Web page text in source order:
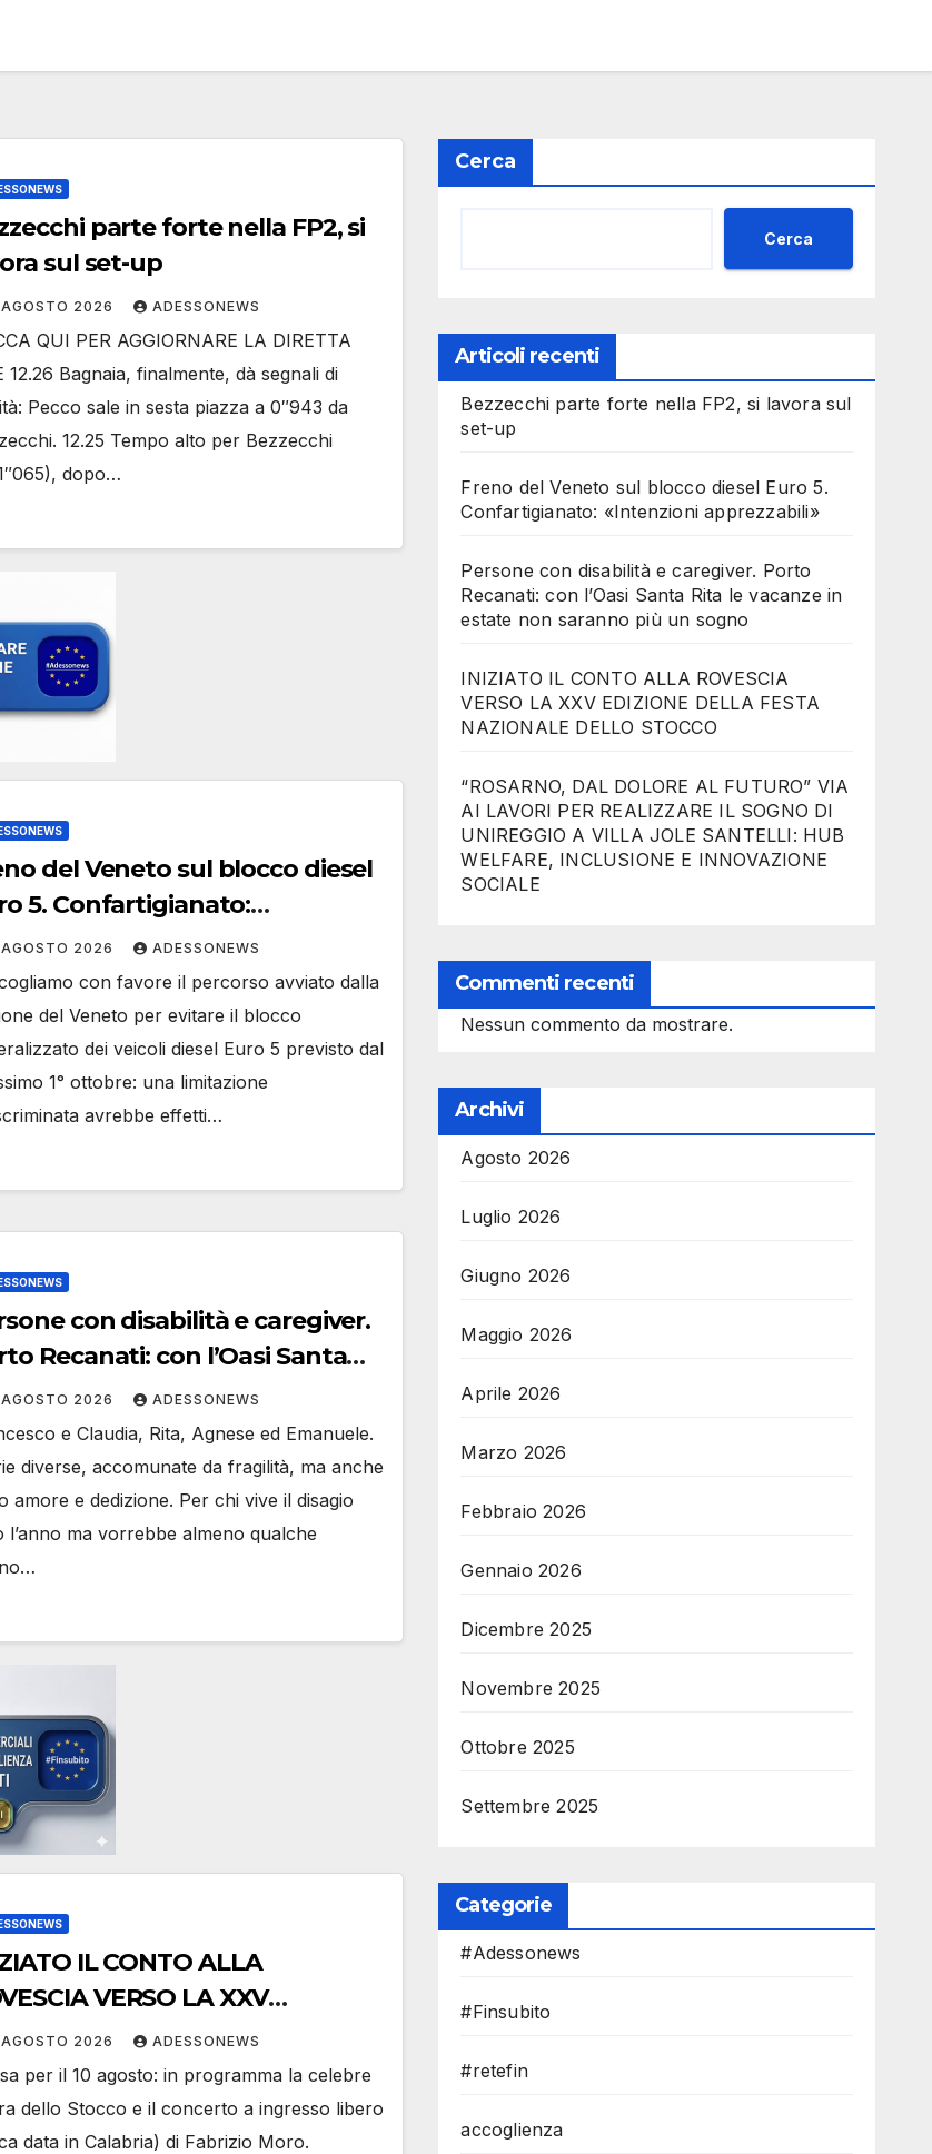
parte forte nella FP2, si
sul set-up
2026 ADESSONEWS
QUI PER AGGIORNARE LA DIRETTA
12.26 Bagnaia, finalmente, dà segnali di
Pecco sale in sesta piazza a 0″943 da
12.25 Tempo alto per Bezzecchi
dopo…
del Veneto sul blocco diesel
5. Confartigianato:
apprezzabili»
2026 ADESSONEWS
con favore il percorso avviato dalla
del Veneto per evitare il blocco
dei veicoli diesel Euro 5 previsto dal
1° ottobre: una limitazione
avrebbe effetti…
con disabilità e caregiver.
Recanati: con l’Oasi Santa
le vacanze in estate non
più un sogno
2026 ADESSONEWS
e Claudia, Rita, Agnese ed Emanuele.
diverse, accomunate da fragilità, ma anche
amore e dedizione. Per chi vive il disagio
l’anno ma vorrebbe almeno qualche
IL CONTO ALLA
VERSO LA XXV
DELLA FESTA
DELLO STOCCO
2026 ADESSONEWS
per il 10 agosto: in programma la celebre
dello Stocco e il concerto a ingresso libero
data in Calabria) di Fabrizio Moro.
Cerca
Cerca
Articoli recenti
Bezzecchi parte forte nella FP2, si lavora sul
set-up
Freno del Veneto sul blocco diesel Euro 5.
Confartigianato: «Intenzioni apprezzabili»
Persone con disabilità e caregiver. Porto
Recanati: con l’Oasi Santa Rita le vacanze in
estate non saranno più un sogno
INIZIATO IL CONTO ALLA ROVESCIA
VERSO LA XXV EDIZIONE DELLA FESTA
NAZIONALE DELLO STOCCO
“ROSARNO, DAL DOLORE AL FUTURO” VIA
AI LAVORI PER REALIZZARE IL SOGNO DI
UNIREGGIO A VILLA JOLE SANTELLI: HUB
WELFARE, INCLUSIONE E INNOVAZIONE
SOCIALE
Commenti recenti
Nessun commento da mostrare.
Archivi
Agosto 2026
Luglio 2026
Giugno 2026
Maggio 2026
Aprile 2026
Marzo 2026
Febbraio 2026
Gennaio 2026
Dicembre 2025
Novembre 2025
Ottobre 2025
Settembre 2025
Categorie
#Adessonews
#Finsubito
#retefin
accoglienza